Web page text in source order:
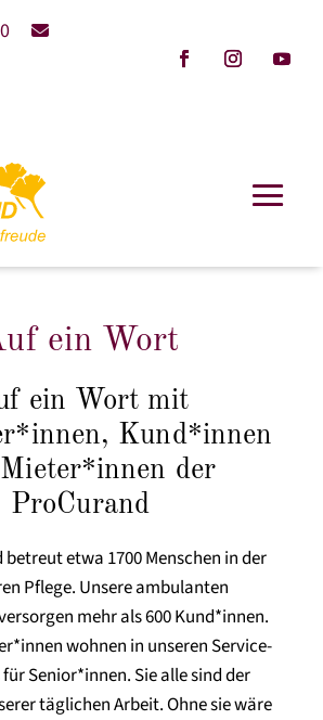
ein Wort
ein Wort mit
Kund*innen
der
ProCurand
betreut etwa 1700 Menschen in der
Pflege. Unsere ambulanten
mehr als 600 Kund*innen.
wohnen in unseren Service-
Senior*innen. Sie alle sind der
täglichen Arbeit. Ohne sie wäre